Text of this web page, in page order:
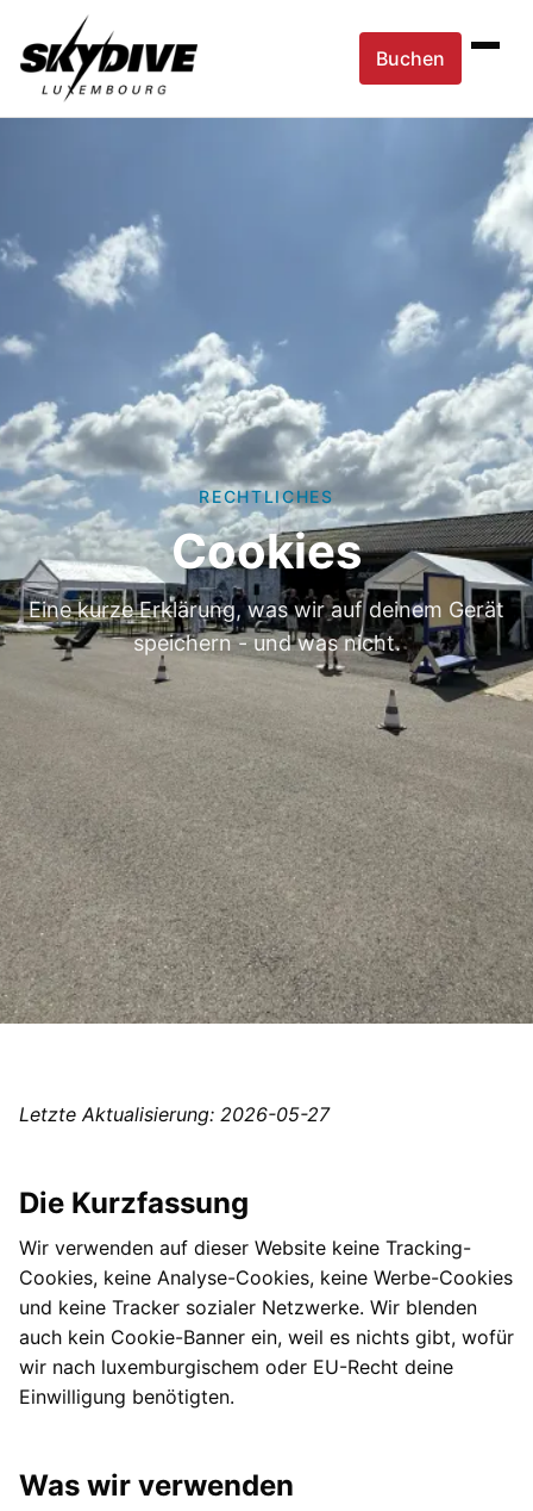
Buchen
RECHTLICHES
Cookies
Eine kurze Erklärung, was wir auf deinem Gerät
speichern - und was nicht.
Letzte Aktualisierung: 2026-05-27
Die Kurzfassung
Wir verwenden auf dieser Website keine Tracking-
Cookies, keine Analyse-Cookies, keine Werbe-Cookies
und keine Tracker sozialer Netzwerke. Wir blenden
auch kein Cookie-Banner ein, weil es nichts gibt, wofür
wir nach luxemburgischem oder EU-Recht deine
Einwilligung benötigten.
Was wir verwenden